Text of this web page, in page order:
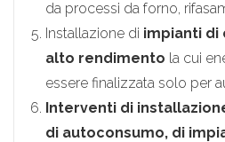
da processi da forno,
Installazione di impianti di
alto rendimento la cui
essere finalizzata solo per
Interventi di
di autoconsumo, di